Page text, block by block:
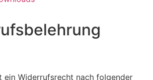
ein Widerrufsrecht nach folgender